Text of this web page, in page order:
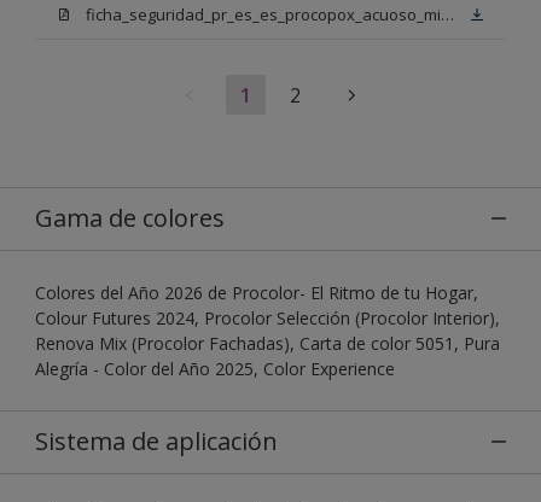
ficha_seguridad_pr_es_es_procopox_acuoso_mix_bn.pdf
1 2
Gama de colores
Colores del Año 2026 de Procolor- El Ritmo de tu Hogar,
Colour Futures 2024, Procolor Selección (Procolor Interior),
Renova Mix (Procolor Fachadas), Carta de color 5051, Pura
Alegría - Color del Año 2025, Color Experience
Sistema de aplicación